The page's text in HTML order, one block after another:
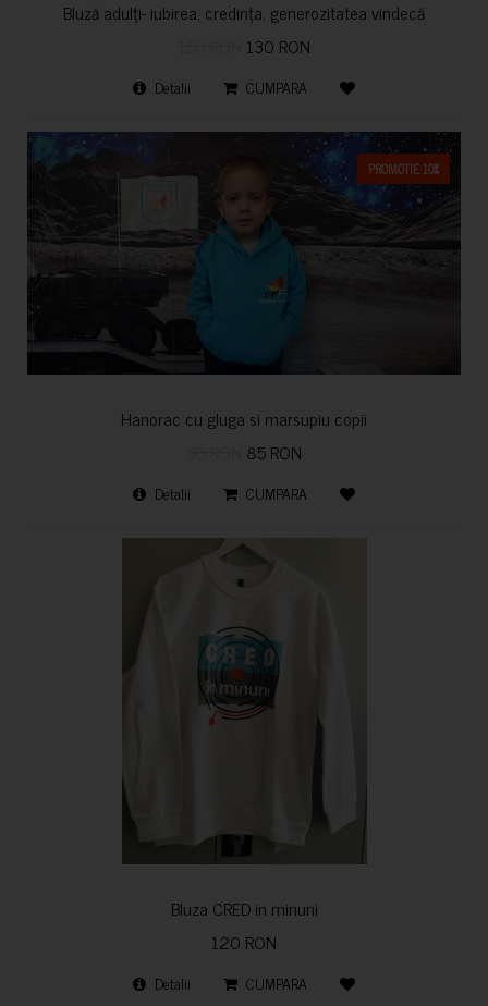
Bluză adulți- iubirea, credința, generozitatea vindecă
130 RON
Detalii CUMPARA
PROMOTIE 10%
Hanorac cu gluga si marsupiu copii
85 RON
Detalii CUMPARA
Bluza CRED in minuni
120 RON
Detalii CUMPARA